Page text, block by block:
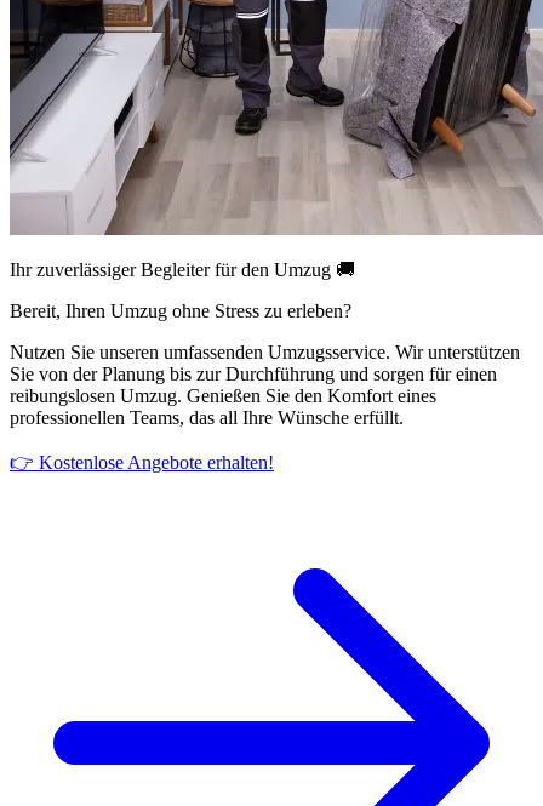
Ihr zuverlässiger Begleiter für den Umzug 🚚
Bereit, Ihren Umzug ohne Stress zu erleben?
Nutzen Sie unseren umfassenden Umzugsservice. Wir unterstützen
Sie von der Planung bis zur Durchführung und sorgen für einen
reibungslosen Umzug. Genießen Sie den Komfort eines
professionellen Teams, das all Ihre Wünsche erfüllt.
👉 Kostenlose Angebote erhalten!